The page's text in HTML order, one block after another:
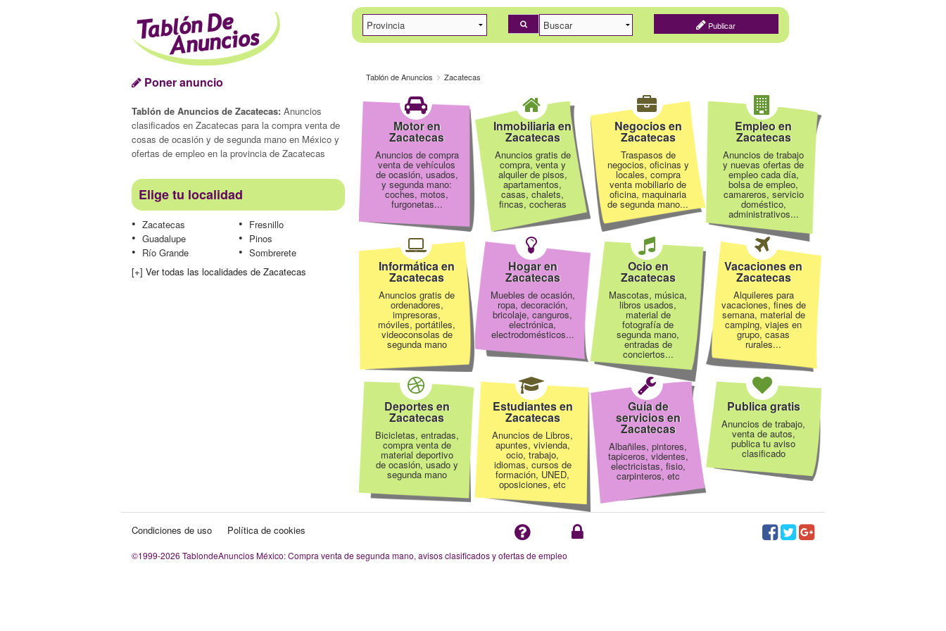
Publicar
Poner anuncio
Tablón de Anuncios de Zacatecas: Anuncios
clasificados en Zacatecas para la compra venta de
cosas de ocasión y de segunda mano en México y
ofertas de empleo en la provincia de Zacatecas
Elige tu localidad
Zacatecas
Fresnillo
Guadalupe
Pinos
Río Grande
Sombrerete
[+] Ver todas las localidades de Zacatecas
Tablón de Anuncios Zacatecas
Motor en
Zacatecas
Anuncios de compra
venta de vehículos
de ocasión, usados,
y segunda mano:
coches, motos,
furgonetas...
Inmobiliaria en
Zacatecas
Anuncios gratis de
compra, venta y
alquiler de pisos,
apartamentos,
casas, chalets,
fincas, cocheras
Negocios en
Zacatecas
Traspasos de
negocios, oficinas y
locales, compra
venta mobiliario de
oficina, maquinaria
de segunda mano...
Empleo en
Zacatecas
Anuncios de trabajo
y nuevas ofertas de
empleo cada día,
bolsa de empleo,
camareros, servicio
doméstico,
administrativos...
Informática en
Zacatecas
Anuncios gratis de
ordenadores,
impresoras,
móviles, portátiles,
videoconsolas de
segunda mano
Hogar en
Zacatecas
Muebles de ocasión,
ropa, decoración,
bricolaje, canguros,
electrónica,
electrodomésticos...
Ocio en
Zacatecas
Mascotas, música,
libros usados,
material de
fotografía de
segunda mano,
entradas de
conciertos...
Vacaciones en
Zacatecas
Alquileres para
vacaciones, fines de
semana, material de
camping, viajes en
grupo, casas
rurales...
Deportes en
Zacatecas
Bicicletas, entradas,
compra venta de
material deportivo
de ocasión, usado y
segunda mano
Estudiantes en
Zacatecas
Anuncios de Libros,
apuntes, vivienda,
ocio, trabajo,
idiomas, cursos de
formación, UNED,
oposiciones, etc
Guía de
servicios en
Zacatecas
Albañiles, pintores,
tapiceros, videntes,
electricistas, fisio,
carpinteros, etc
Publica gratis
Anuncios de trabajo,
venta de autos,
publica tu aviso
clasificado
Condiciones de uso Política de cookies
©1999-2026 TablondeAnuncios México: Compra venta de segunda mano, avisos clasificados y ofertas de empleo